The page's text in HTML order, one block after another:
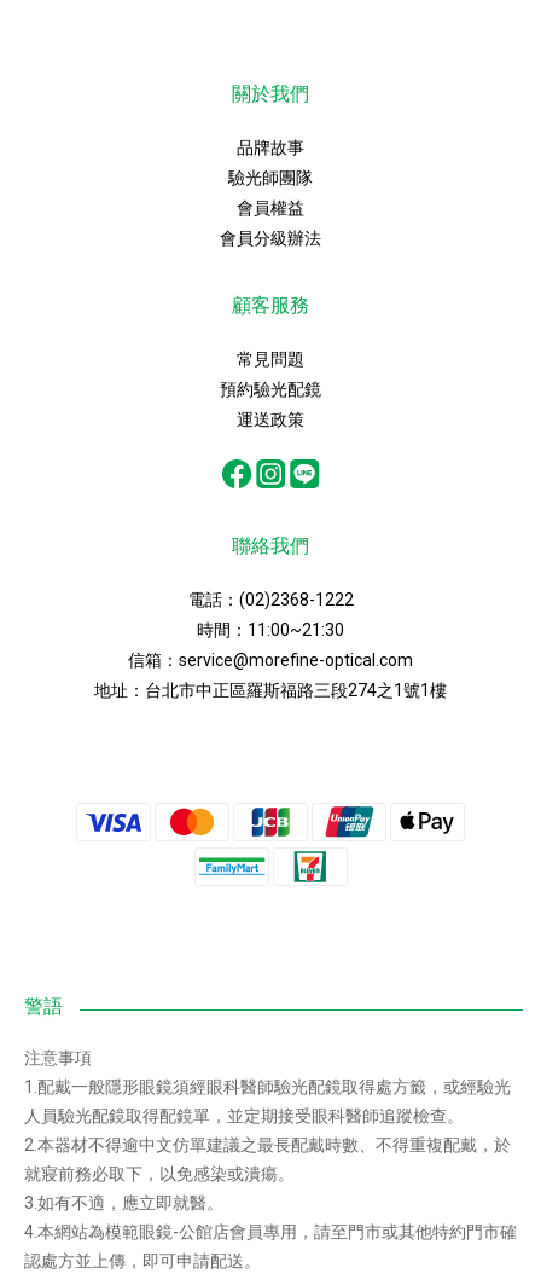
關於我們
品牌故事
驗光師團隊
會員權益
會員分級辦法
顧客服務
常見問題
預約驗光配鏡
運送政策
聯絡我們
電話： (02)2368-1222
時間：11:00~21:30
信箱： service@morefine-optical.com
地址： 台北市中正區羅斯福路三段274之1號1樓
注意事項
1.配戴一般隱形眼鏡須經眼科醫師驗光配鏡取得處方籤，或經驗光
人員驗光配鏡取得配鏡單，並定期接受眼科醫師追蹤檢查。
2.本器材不得逾中文仿單建議之最長配戴時數、不得重複配戴，於
就寢前務必取下，以免感染或潰瘍。
3.如有不適，應立即就醫。
4.本網站為模範眼鏡-公館店會員專用，請至門市或其他特約門市確
認處方並上傳，即可申請配送。